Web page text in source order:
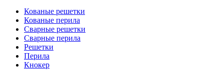
Кованые решетки
Кованые перила
Сварные решетки
Сварные перила
Решетки
Перила
Кнокер